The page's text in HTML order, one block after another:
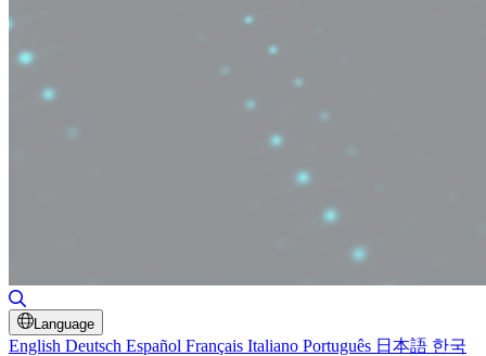
Language
English Deutsch Español Français Italiano Português 日本語 한국